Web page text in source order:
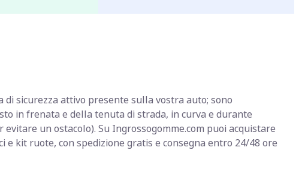
sicurezza attivo presente sulla vostra auto; sono
in frenata e della tenuta di strada, in curva e durante
un ostacolo). Su Ingrossogomme.com puoi acquistare
e kit ruote, con spedizione gratis e consegna entro 24/48 ore